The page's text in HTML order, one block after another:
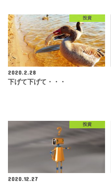
投資
2020.2.28
下げて下げて・・・
投資
2020.12.27